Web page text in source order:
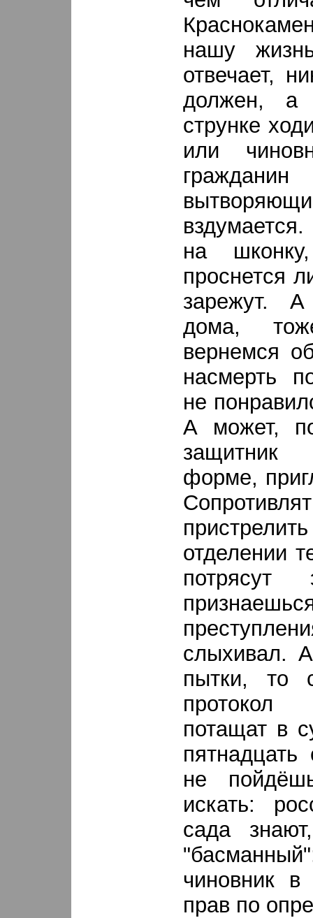
нашу
отвечает,
должен,
струнке
или
на
проснется
зарежут.
дома,
вернемся
насмерть
не
А может,
защитник
форме,
отделении
потрясут
слыхивал.
пытки, то
протокол
потащат в
не
искать:
сада
чиновник в
прав по